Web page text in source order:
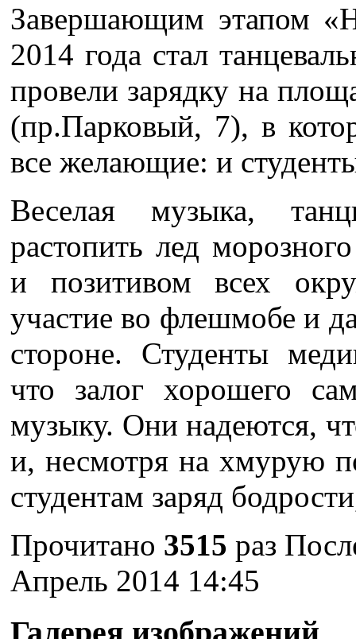
Завершающим этапом
2014 года стал
провели зарядку на
(пр.Парковый, 7), в
все желающие: и
Веселая музыка,
растопить лед
и позитивом всех
участие во флешмобе и
стороне. Студенты
что залог хорошего
музыку. Они надеются,
и, несмотря на хмурую
студентам заряд
Прочитано 3515 раз
Апрель 2014 14:45